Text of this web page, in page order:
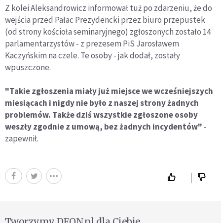
Z kolei Aleksandrowicz informował tuż po zdarzeniu, że do
wejścia przed Pałac Prezydencki przez biuro przepustek
(od strony kościoła seminaryjnego) zgłoszonych zostało 14
parlamentarzystów - z prezesem PiS Jarosławem
Kaczyńskim na czele. Te osoby - jak dodał, zostały
wpuszczone.
"Takie zgłoszenia miały już miejsce we wcześniejszych
miesiącach i nigdy nie było z naszej strony żadnych
problemów. Także dziś wszystkie zgłoszone osoby
weszły zgodnie z umową, bez żadnych incydentów" -
zapewnił.